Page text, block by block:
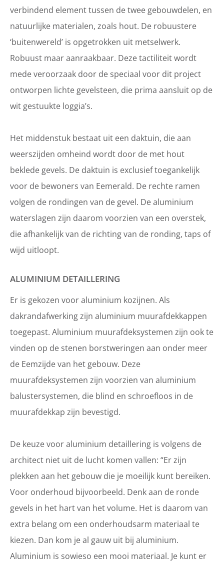
verbindend element tussen de twee gebouwdelen, en
natuurlijke materialen, zoals hout. De robuustere
‘buitenwereld’ is opgetrokken uit metselwerk.
Robuust maar aanraakbaar. Deze tactiliteit wordt
mede veroorzaak door de speciaal voor dit project
ontworpen lichte gevelsteen, die prima aansluit op de
wit gestuukte loggia’s.
Het middenstuk bestaat uit een daktuin, die aan
weerszijden omheind wordt door de met hout
beklede gevels. De daktuin is exclusief toegankelijk
voor de bewoners van Eemerald. De rechte ramen
volgen de rondingen van de gevel. De aluminium
waterslagen zijn daarom voorzien van een overstek,
die afhankelijk van de richting van de ronding, taps of
wijd uitloopt.
ALUMINIUM DETAILLERING
Er is gekozen voor aluminium kozijnen. Als
dakrandafwerking zijn aluminium muurafdekkappen
toegepast. Aluminium muurafdeksystemen zijn ook te
vinden op de stenen borstweringen aan onder meer
de Eemzijde van het gebouw. Deze
muurafdeksystemen zijn voorzien van aluminium
balustersystemen, die blind en schroefloos in de
muurafdekkap zijn bevestigd.
De keuze voor aluminium detaillering is volgens de
architect niet uit de lucht komen vallen: “Er zijn
plekken aan het gebouw die je moeilijk kunt bereiken.
Voor onderhoud bijvoorbeeld. Denk aan de ronde
gevels in het hart van het volume. Het is daarom van
extra belang om een onderhoudsarm materiaal te
kiezen. Dan kom je al gauw uit bij aluminium.
Aluminium is sowieso een mooi materiaal. Je kunt er